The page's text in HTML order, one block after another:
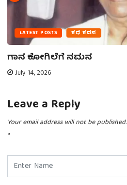
LATEST POSTS ಕಥೆ ಕವನ
ಗಾನ ಕೋಗಿಲೆಗೆ ನಮನ
July 14, 2026
Leave a Reply
Your email address will not be published.
*